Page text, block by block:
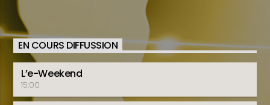
EN COURS DIFFUSSION
L’e-Weekend
15:00